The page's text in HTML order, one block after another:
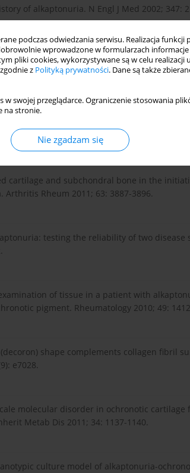
podczas odwiedzania serwisu. Realizacja
wprowadzone w formularzach
pliki cookies, wykorzystywane są w celu
z Polityką prywatności. Dane są także
w swojej przeglądarce. Ograniczenie stosowania
na stronie.
Nie zgadzam się
of alkaptonuria. N Engl J Med 2002; 347:
a review of surgical and autopsy pathology.
and Mseleni joint disease. Rare
In: Rheumatology 5th edition: Hochberg
2011; 1825-1837.
cartilage and subchondral bone in the
Rheum 2011; 63: 3887-3896.
testing the reliability of two disease
of tissue in a patient with
pigment. Rheumatology 2010; 49:
shape complements collagen fibril
e7028.
molecular disorder in ochronotic cartilage
Metab Dis 2011; 34: 1137-1140.
culture model of alkaptonuria-